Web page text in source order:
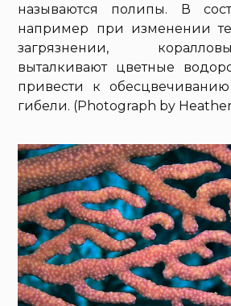
называются полипы. В
например при изменении
загрязнении,
выталкивают цветные
привести к
гибели. (Photograph by